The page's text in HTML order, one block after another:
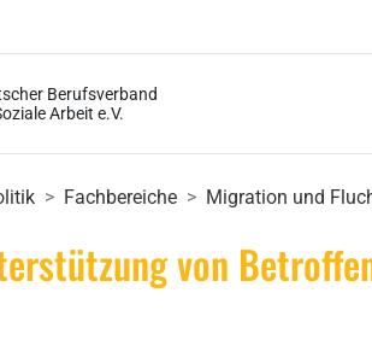
Berufsverband
Arbeit e.V.
Fachbereiche Migration und
von